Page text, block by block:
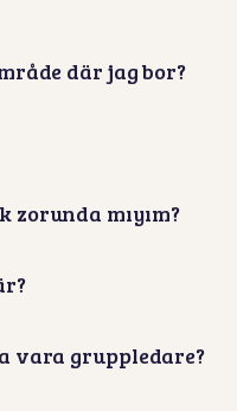
där jag bor?
zorunda mıyım?
vara gruppledare?